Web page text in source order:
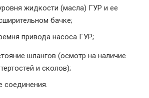
жидкости (масла) ГУР и ее
бачке;
привода насоса ГУР;
шлангов (осмотр на наличие
и сколов);
соединения.